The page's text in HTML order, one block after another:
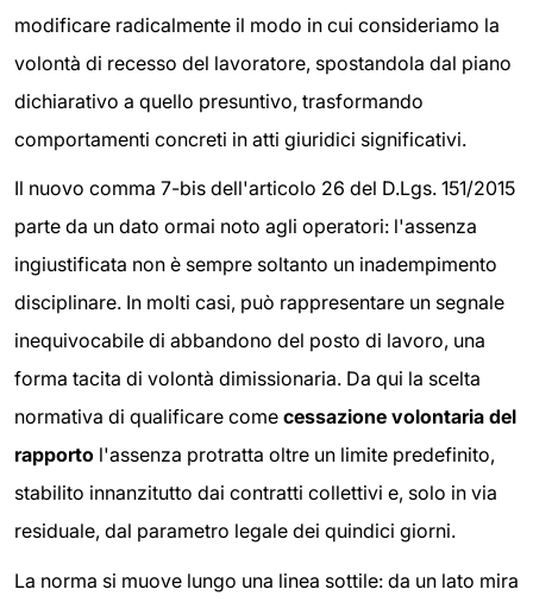
modificare radicalmente il modo in cui consideriamo la
volontà di recesso del lavoratore, spostandola dal piano
dichiarativo a quello presuntivo, trasformando
comportamenti concreti in atti giuridici significativi.
Il nuovo comma 7-bis dell'articolo 26 del D.Lgs. 151/2015
parte da un dato ormai noto agli operatori: l'assenza
ingiustificata non è sempre soltanto un inadempimento
disciplinare. In molti casi, può rappresentare un segnale
inequivocabile di abbandono del posto di lavoro, una
forma tacita di volontà dimissionaria. Da qui la scelta
normativa di qualificare come cessazione volontaria del
rapporto l'assenza protratta oltre un limite predefinito,
stabilito innanzitutto dai contratti collettivi e, solo in via
residuale, dal parametro legale dei quindici giorni.
La norma si muove lungo una linea sottile: da un lato mira